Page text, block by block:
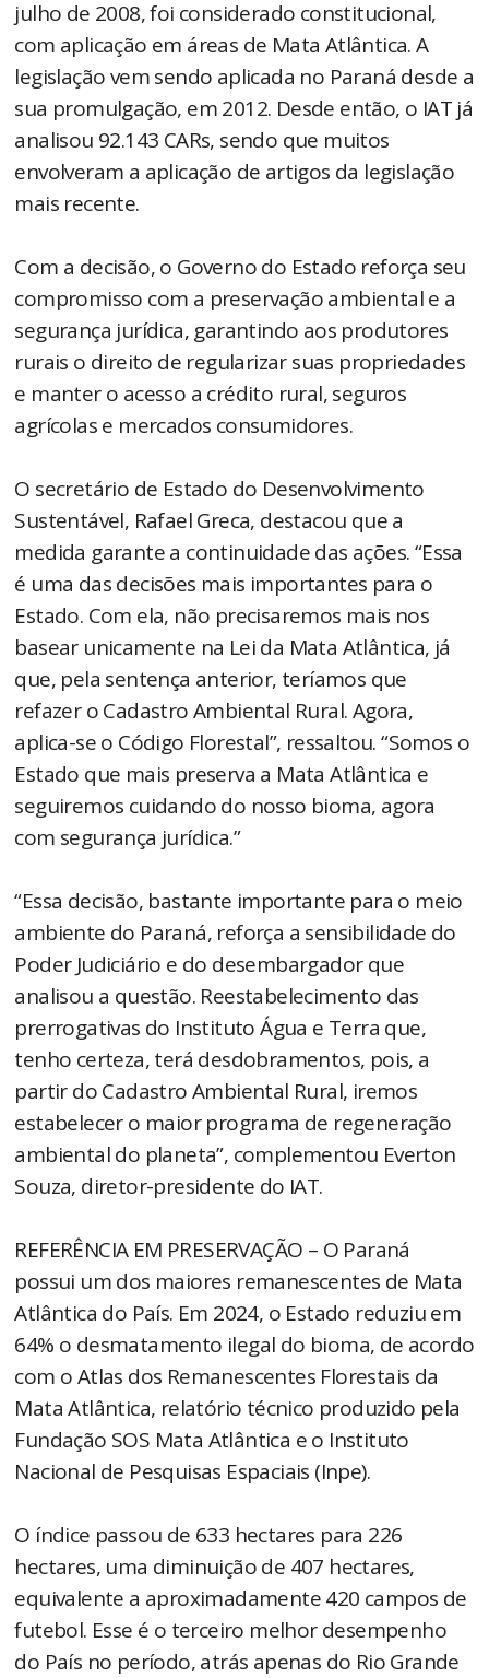
julho de 2008, foi considerado constitucional,
com aplicação em áreas de Mata Atlântica. A
legislação vem sendo aplicada no Paraná desde a
sua promulgação, em 2012. Desde então, o IAT já
analisou 92.143 CARs, sendo que muitos
envolveram a aplicação de artigos da legislação
mais recente.
Com a decisão, o Governo do Estado reforça seu
compromisso com a preservação ambiental e a
segurança jurídica, garantindo aos produtores
rurais o direito de regularizar suas propriedades
e manter o acesso a crédito rural, seguros
agrícolas e mercados consumidores.
O secretário de Estado do Desenvolvimento
Sustentável, Rafael Greca, destacou que a
medida garante a continuidade das ações. “Essa
é uma das decisões mais importantes para o
Estado. Com ela, não precisaremos mais nos
basear unicamente na Lei da Mata Atlântica, já
que, pela sentença anterior, teríamos que
refazer o Cadastro Ambiental Rural. Agora,
aplica-se o Código Florestal”, ressaltou. “Somos o
Estado que mais preserva a Mata Atlântica e
seguiremos cuidando do nosso bioma, agora
com segurança jurídica.”
“Essa decisão, bastante importante para o meio
ambiente do Paraná, reforça a sensibilidade do
Poder Judiciário e do desembargador que
analisou a questão. Reestabelecimento das
prerrogativas do Instituto Água e Terra que,
tenho certeza, terá desdobramentos, pois, a
partir do Cadastro Ambiental Rural, iremos
estabelecer o maior programa de regeneração
ambiental do planeta”, complementou Everton
Souza, diretor-presidente do IAT.
REFERÊNCIA EM PRESERVAÇÃO – O Paraná
possui um dos maiores remanescentes de Mata
Atlântica do País. Em 2024, o Estado reduziu em
64% o desmatamento ilegal do bioma, de acordo
com o Atlas dos Remanescentes Florestais da
Mata Atlântica, relatório técnico produzido pela
Fundação SOS Mata Atlântica e o Instituto
Nacional de Pesquisas Espaciais (Inpe).
O índice passou de 633 hectares para 226
hectares, uma diminuição de 407 hectares,
equivalente a aproximadamente 420 campos de
futebol. Esse é o terceiro melhor desempenho
do País no período, atrás apenas do Rio Grande